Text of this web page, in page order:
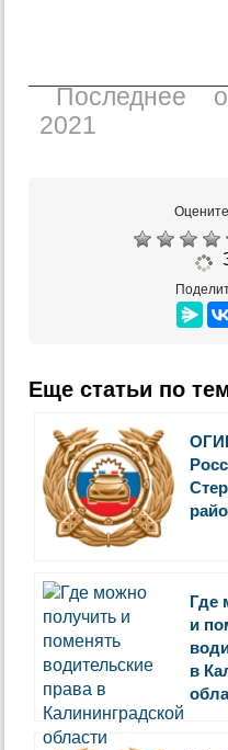
Последнее
2021
Еще статьи по
Где
и
в